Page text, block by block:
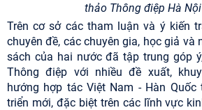
thảo Thông điệp Hà
Trên cơ sở các tham luận và ý kiến
chuyên đề, các chuyên gia, học giả và
sách của hai nước đã tập trung góp
Thông điệp với nhiều đề xuất,
hướng hợp tác Việt Nam - Hàn
triển mới, đặc biệt trên các lĩnh vực